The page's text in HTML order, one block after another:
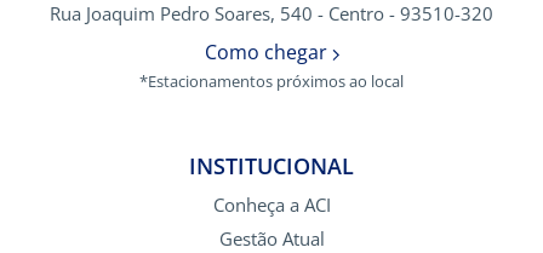
Rua Joaquim Pedro Soares, 540 - Centro - 93510-320
Como chegar
*Estacionamentos próximos ao local
INSTITUCIONAL
Conheça a ACI
Gestão Atual